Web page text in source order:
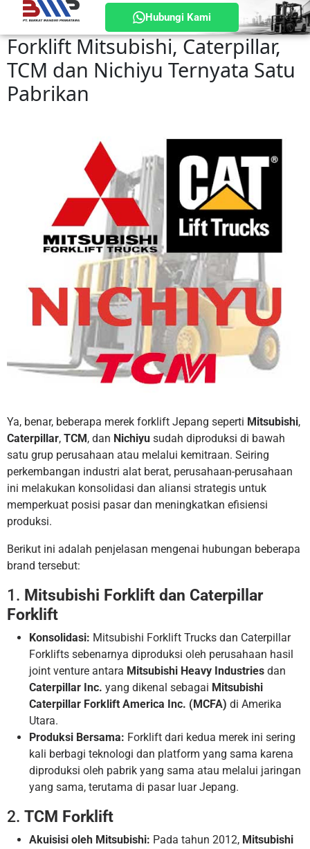
Hubungi Kami
Forklift Mitsubishi, Caterpillar,
TCM dan Nichiyu Ternyata Satu
Pabrikan
Ya, benar, beberapa merek forklift Jepang seperti Mitsubishi,
Caterpillar, TCM, dan Nichiyu sudah diproduksi di bawah
satu grup perusahaan atau melalui kemitraan. Seiring
perkembangan industri alat berat, perusahaan-perusahaan
ini melakukan konsolidasi dan aliansi strategis untuk
memperkuat posisi pasar dan meningkatkan efisiensi
produksi.
Berikut ini adalah penjelasan mengenai hubungan beberapa
brand tersebut:
1. Mitsubishi Forklift dan Caterpillar
Forklift
Konsolidasi: Mitsubishi Forklift Trucks dan Caterpillar
Forklifts sebenarnya diproduksi oleh perusahaan hasil
joint venture antara Mitsubishi Heavy Industries dan
Caterpillar Inc. yang dikenal sebagai Mitsubishi
Caterpillar Forklift America Inc. (MCFA) di Amerika
Utara.
Produksi Bersama: Forklift dari kedua merek ini sering
kali berbagi teknologi dan platform yang sama karena
diproduksi oleh pabrik yang sama atau melalui jaringan
yang sama, terutama di pasar luar Jepang.
2. TCM Forklift
Akuisisi oleh Mitsubishi: Pada tahun 2012, Mitsubishi